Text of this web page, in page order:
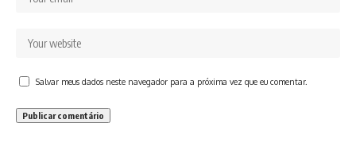
Salvar meus dados neste navegador para a próxima vez que eu comentar.